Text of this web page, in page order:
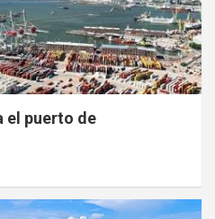
el puerto de